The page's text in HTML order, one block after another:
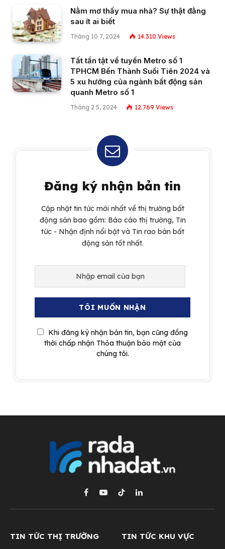
Nằm mơ thấy mua nhà? Sự thật đằng
sau ít ai biết
Tháng 10 7, 2024 14.310 Views
Tất tần tật về tuyến Metro số 1
TPHCM Bến Thành Suối Tiên 2024 và
5 xu hướng của ngành bất động sản
quanh Metro số 1
Tháng 2 5, 2024 12.769 Views
Đăng ký nhận bản tin
Cập nhật tin tức mới nhất về thị trường bất
động sản bao gồm: Báo cáo thị trường, Tin
tức - Nhận định nổi bật và Tin rao bán bất
động sản tốt nhất.
Khi đăng ký nhận bản tin, bạn cũng đồng
thời chấp nhận Thỏa thuận bảo mật của
chúng tôi.
Facebook
YouTubeTikTokLinkedIn
TIN TỨC THỊ TRƯỜNG TIN TỨC KHU VỰC